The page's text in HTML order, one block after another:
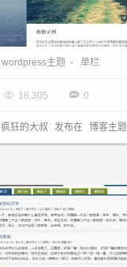
wordpress主题 - 单栏
 18,305  0
疯狂的大叔 发布在 博客主题